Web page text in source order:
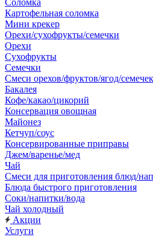
Соломка
Картофельная соломка
Мини крекер
Орехи/сухофрукты/семечки
Орехи
Сухофрукты
Семечки
Смеси орехов/фруктов/ягод/семечек
Бакалея
Кофе/какао/цикорий
Консервация овощная
Майонез
Кетчуп/соус
Консервированные приправы
Джем/варенье/мед
Чай
Смеси для приготовления блюд/
Блюда быстрого приготовления
Соки/напитки/вода
Чай холодный
Акции
Услуги